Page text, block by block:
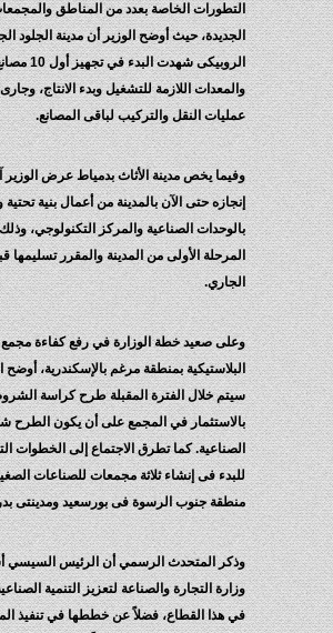
التطورات الخاصة بعدد من المناطق والمجمعات الصناعية
الجديدة، حيث أوضح الوزير أن مدينة الجلود الجديدة بمنطقة
الروبيكى شهدت البدء في تجهيز أول 10 مصانع بالماكينات
والمعدات اللازمة للتشغيل وبدء الانتاج، وجارى استكمال
عمليات النقل والتركيب لباقى المصانع.
وفيما يخص مدينة الأثاث بدمياط عرض الوزير آخر ما تم
إنجازه حتى الآن بالمدينة من أعمال بنية تحتية وإنشائية خاصة
بالوحدات الصناعية والمركز التكنولوجي، وذلك للانتهاء من
المرحلة الأولى من المدينة والمقرر تسليمها قبل نهاية العام
الجاري.
وعلى صعيد خطة الوزارة في رفع كفاءة مجمع الصناعات
البلاستيكية بمنطقة مرغم بالإسكندرية، أوضح الوزير أنه
سيتم خلال الفترة المقبلة طرح كراسة الشروط الخاصة
بالاستثمار في المجمع على أن يكون الطرح شاملاً التراخيص
الصناعية. كما تطرق الاجتماع إلى الخطوات التي يتم اتخاذها
للبدء فى إنشاء ثلاثة مجمعات للصناعات الصغيرة فى كل من
منطقة جنوب الرسوة فى بورسعيد ومدينتى بدر والسادات.
وذكر المتحدث الرسمي أن الرئيس السيسي أشاد بجهود
وزارة التجارة والصناعة لتعزيز التنمية الصناعية والاستثمار
في هذا القطاع، فضلاً عن خططها في تنفيذ المناطق